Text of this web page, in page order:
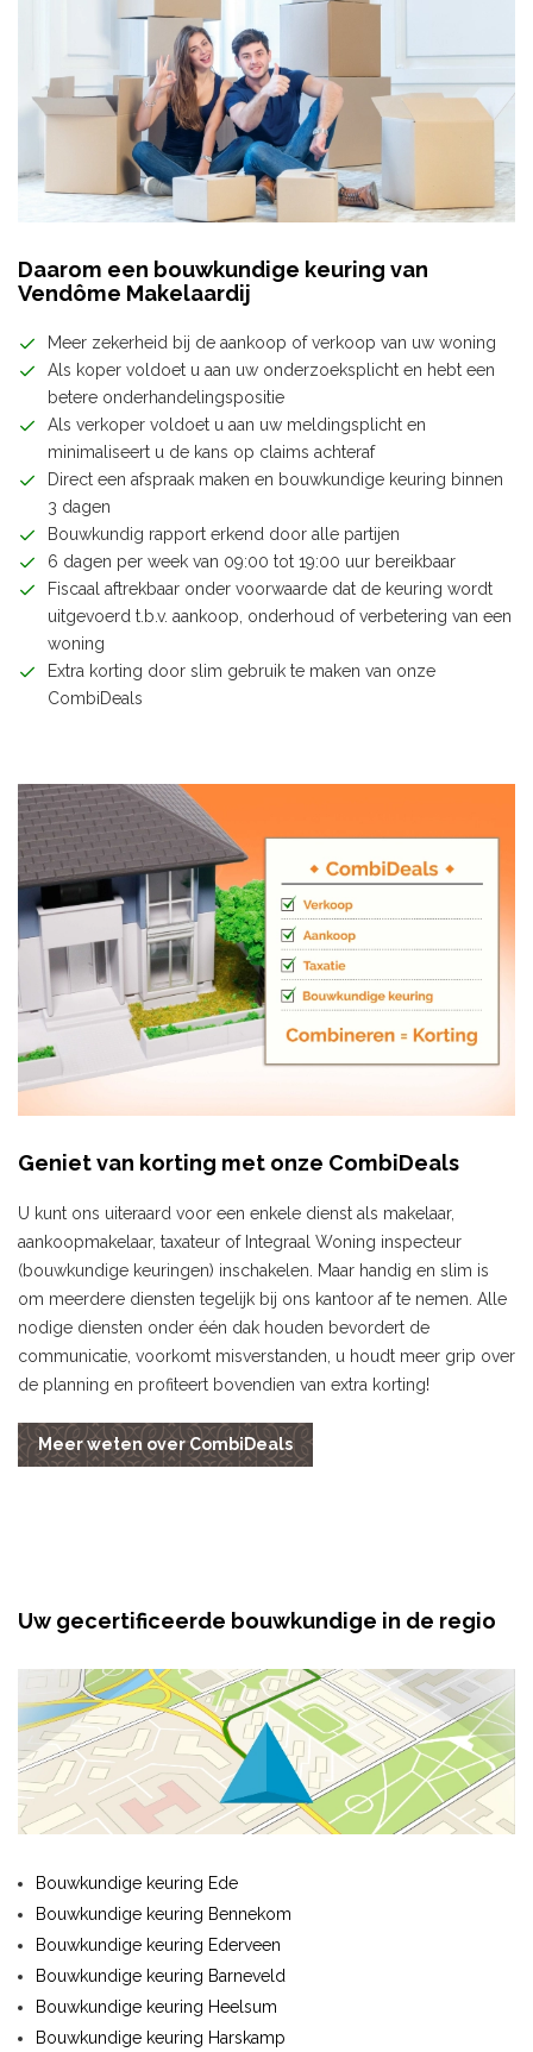
Daarom een bouwkundige keuring van
Vendôme Makelaardij
Meer zekerheid bij de aankoop of verkoop van uw woning
Als koper voldoet u aan uw onderzoeksplicht en hebt een
betere onderhandelingspositie
Als verkoper voldoet u aan uw meldingsplicht en
minimaliseert u de kans op claims achteraf
Direct een afspraak maken en bouwkundige keuring binnen
3 dagen
Bouwkundig rapport erkend door alle partijen
6 dagen per week van 09:00 tot 19:00 uur bereikbaar
Fiscaal aftrekbaar onder voorwaarde dat de keuring wordt
uitgevoerd t.b.v. aankoop, onderhoud of verbetering van een
woning
Extra korting door slim gebruik te maken van onze
CombiDeals
Geniet van korting met onze CombiDeals
U kunt ons uiteraard voor een enkele dienst als makelaar,
aankoopmakelaar, taxateur of Integraal Woning inspecteur
(bouwkundige keuringen) inschakelen. Maar handig en slim is
om meerdere diensten tegelijk bij ons kantoor af te nemen. Alle
nodige diensten onder één dak houden bevordert de
communicatie, voorkomt misverstanden, u houdt meer grip over
de planning en profiteert bovendien van extra korting!
Meer weten over CombiDeals
Uw gecertificeerde bouwkundige in de regio
Bouwkundige keuring Ede
Bouwkundige keuring Bennekom
Bouwkundige keuring Ederveen
Bouwkundige keuring Barneveld
Bouwkundige keuring Heelsum
Bouwkundige keuring Harskamp